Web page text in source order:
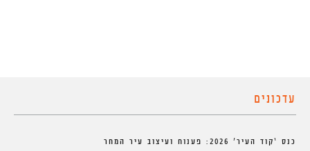
עדכונים
כנס ‘קוד העיר’ 2026: פענוח ועיצוב עיר המחר